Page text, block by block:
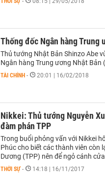
Thống đốc Ngân hàng
Thủ tướng Nhật Bản Shinzo Abe
Ngân hàng Trung ương Nhật Bản
TÀI CHÍNH - 20:01 | 16/02/2018
Nikkei: Thủ tướng Nguyễn
đàm phán TPP
Trong buổi phỏng vấn với Nikkei
Phúc cho biết các thành viên còn
Dương (TPP) nên để ngỏ cánh
THỜI SỰ - 14:18 | 16/11/2017